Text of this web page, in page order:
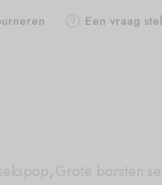
Een vraag
,Grote borsten